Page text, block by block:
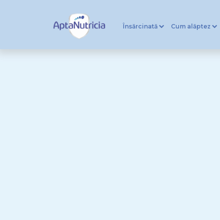
Însărcinată Cum alăptez